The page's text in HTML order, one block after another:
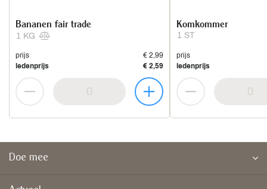
1 KG
Bananen fair trade
prijs
€ 2,99
ledenprijs
€ 2,59
1 ST
Komkommer
prijs
ledenprijs
Doe mee